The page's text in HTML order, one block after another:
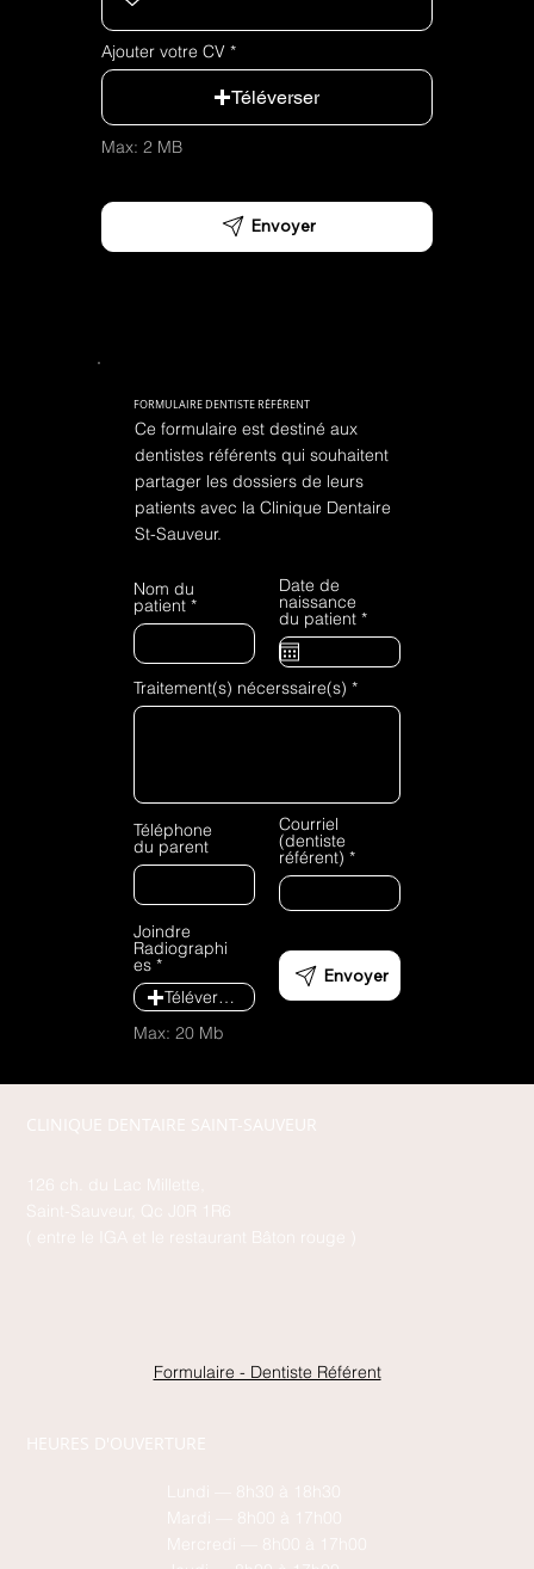
Ajouter votre CV
Téléverser
Max: 2 MB
Envoyer
FORMULAIRE DENTISTE RÉFÉRENT
Ce formulaire est destiné aux
dentistes référents qui souhaitent
partager les dossiers de leurs
patients avec la Clinique Dentaire
St-Sauveur.
Nom du
patient
Date de
naissance
du patient *r
e
u
r
Traitement(s) nécerssaire(s)
Téléphone
du parent
Courriel
(dentiste
référent)
Joindre
Radiographi
es
Téléverser
Max: 20 Mb
Envoyer
CLINIQUE DENTAIRE SAINT-SAUVEUR
126 ch. du Lac Millette,
Saint-Sauveur, Qc J0R 1R6
( entre le IGA et le restaurant Bâton rouge )
Formulaire - Dentiste Référent
HEURES D'OUVERTURE
Lundi — 8h30 à 18h30
Mardi — 8h00 à 17h00
Mercredi — 8h00 à 17h00